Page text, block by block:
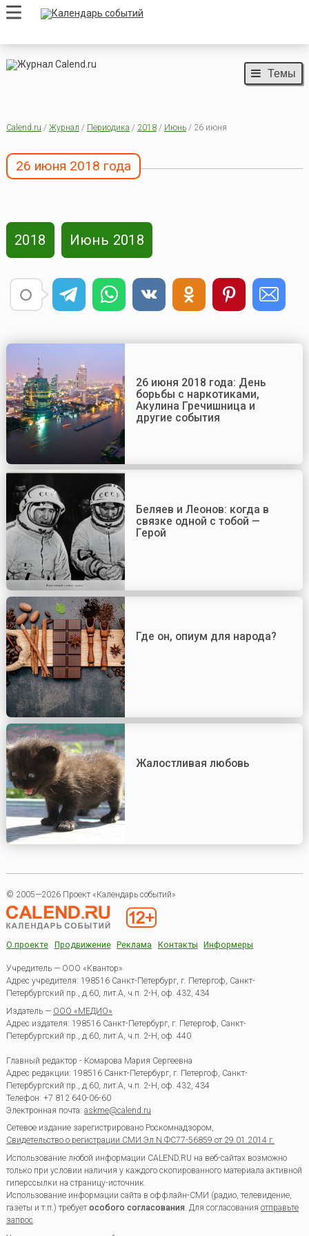
Темы
Calend.ru / Журнал / Периодика / 2018/ Июнь/ 26 июня
26 июня 2018 года
2018 Июнь 2018
26 июня 2018 года: День
борьбы с наркотиками,
Акулина Гречишница и
другие события
Беляев и Леонов: когда в
связке одной с тобой —
Герой
Где он, опиум для народа?
Жалостливая любовь
© 2005—2026 Проект «Календарь событий»
О проекте Продвижение Реклама Контакты Информеры
Учредитель — ООО «Квантор»
Адрес учредителя: 198516 Санкт-Петербург, г. Петергоф, Санкт-
Петербургский пр., д.60, лит.А, ч.п. 2-Н, оф. 432, 434
Издатель — ООО «МЕДИО»
Адрес издателя: 198516 Санкт-Петербург, г. Петергоф, Санкт-
Петербургский пр., д.60, лит.А, ч.п. 2-Н, оф. 440
Главный редактор - Комарова Мария Сергеевна
Адрес редакции: 198516 Санкт-Петербург, г. Петергоф, Санкт-
Петербургский пр., д.60, лит.А, ч.п. 2-Н, оф. 432, 434
Телефон: +7 812 640-06-60
Электронная почта: askme@calend.ru
Сетевое издание зарегистрировано Роскомнадзором,
Свидетельство о регистрации СМИ Эл.N ФС77-56859 от 29.01.2014 г.
Использование любой информации CALEND.RU на веб-сайтах возможно
только при условии наличия у каждого скопированного материала активной
гиперссылки на страницу-источник.
Использование информации сайта в оффлайн-СМИ (радио, телевидение,
газеты и т.п.) требуетособого согласования. Для согласования отправьте
запрос.